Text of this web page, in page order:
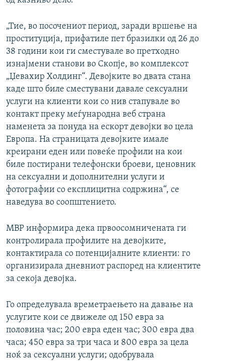
„Тие, во посочениот период, заради вршење на
проституција, прифатиле пет бразилки од 26 до
38 години кои ги сместувале во претходно
изнајмени станови во Скопје, во комплексот
„Џевахир Холдинг“. Девојките во двата стана
каде што биле сместувани давале сексуални
услуги на клиенти кои со нив стапувале во
контакт преку меѓународна веб страна
наменета за понуда на ескорт девојки во цела
Европа. На страницата девојките имале
креирани еден или повеќе профили на кои
биле постирани телефонски броеви, ценовник
на сексуални и дополнителни услуги и
фотографии со експлицитна содржина“, се
наведува во соопштението.
МВР информира дека првоосомничената ги
контролирала профилите на девојките,
контактирала со потенцијалните клиенти: го
организирала дневниот распоред на клиентите
за секоја девојка.
Го определувала времетраењето на давање на
услугите кои се движеле од 150 евра за
половина час; 200 евра еден час; 300 евра два
часа; 450 евра за три часа и 800 евра за цела
ноќ за сексуални услуги; одобрувала